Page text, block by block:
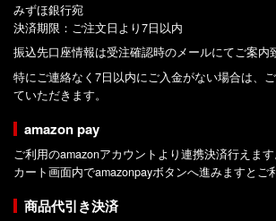
みずほ銀行宛
決済期限：ご注文日より7日以内
振込先口座情報は受注確認時のメールにてご案内
特にご連絡なく7日以内にご入金がない場合は、
ていただきます。
amazon pay
ご利用のamazonアカウントより連携決済行えます
カート画面内でamazonpayボタンへ進みますとご
商品代引き決済